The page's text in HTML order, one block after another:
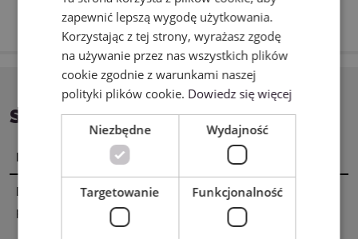
SPECYFIKACJA
Nazwa Wartość
Dane
producenta
Cricut, Inc. 10855 S River Front Pkwy,
South Jordan, UT 84095, USA tel877
727 4288 support@cricut.com
zapewnić lepszą wygodę użytkowania.
Korzystając z tej strony, wyrażasz zgodę
na używanie przez nas wszystkich plików
cookie zgodnie z warunkami naszej
polityki plików cookie. Dowiedz się więcej
Niezbędne Wydajność
Targetowanie Funkcjonalność